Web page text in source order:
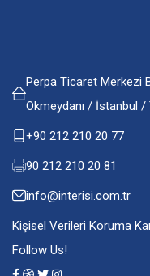
Perpa Ticaret Merkezi
Okmeydanı / İstanbul /
+90 212 210 20 77
90 212 210 20 81
info@interisi.com.tr
Kişisel Verileri Koruma
Follow Us!